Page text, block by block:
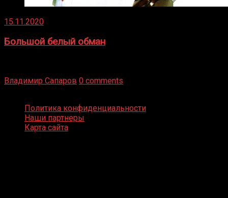
15.11.2020
Большой белый обман
Владимир Сапаров 0 comments
Политика конфиденциальности
Наши партнеры
Карта сайта